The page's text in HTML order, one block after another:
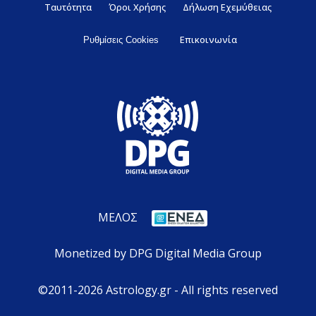
Ταυτότητα Όροι Χρήσης Δήλωση Εχεμύθειας
Ρυθμίσεις Cookies Επικοινωνία
ΜΕΛΟΣ
Monetized by DPG Digital Media Group
©2011-2026 Astrology.gr - All rights reserved